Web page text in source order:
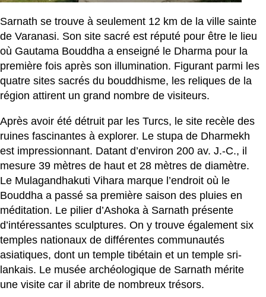
Sarnath se trouve à seulement 12 km de la ville sainte
de Varanasi. Son site sacré est réputé pour être le lieu
où Gautama Bouddha a enseigné le Dharma pour la
première fois après son illumination. Figurant parmi les
quatre sites sacrés du bouddhisme, les reliques de la
région attirent un grand nombre de visiteurs.
Après avoir été détruit par les Turcs, le site recèle des
ruines fascinantes à explorer. Le stupa de Dharmekh
est impressionnant. Datant d’environ 200 av. J.-C., il
mesure 39 mètres de haut et 28 mètres de diamètre.
Le Mulagandhakuti Vihara marque l’endroit où le
Bouddha a passé sa première saison des pluies en
méditation. Le pilier d’Ashoka à Sarnath présente
d’intéressantes sculptures. On y trouve également six
temples nationaux de différentes communautés
asiatiques, dont un temple tibétain et un temple sri-
lankais. Le musée archéologique de Sarnath mérite
une visite car il abrite de nombreux trésors.